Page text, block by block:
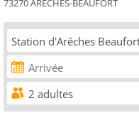
73270 ARÊCHES-BEAUFORT